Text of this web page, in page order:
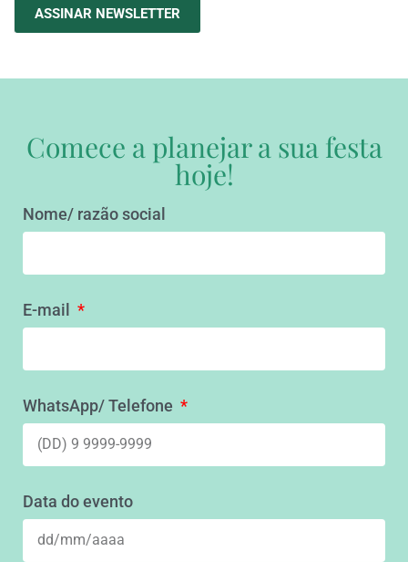
ASSINAR NEWSLETTER
Comece a planejar a sua festa
hoje!
Nome/ razão social
E-mail
WhatsApp/ Telefone
Data do evento